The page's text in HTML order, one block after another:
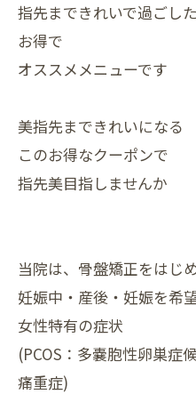
指先まできれいで過ごし
お得で
オススメメニューです
美指先まできれいになる
このお得なクーポンで
指先美目指しませんか
当院は、骨盤矯正をはじ
妊娠中・産後・⁡妊娠を希
女性特有の症状
(PCOS：多嚢胞性卵巣症
痛重症)